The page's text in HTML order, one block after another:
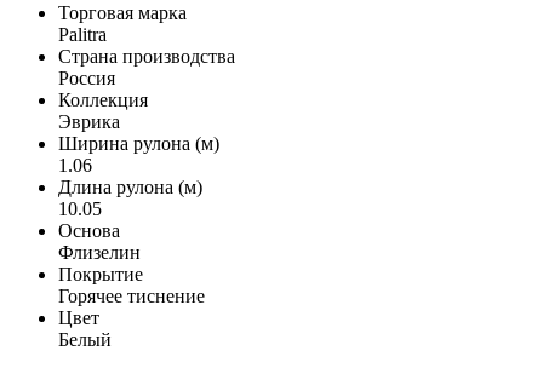
Торговая марка
Palitra
Страна производства
Россия
Коллекция
Эврика
Ширина рулона (м)
1.06
Длина рулона (м)
10.05
Основа
Флизелин
Покрытие
Горячее тиснение
Цвет
Белый